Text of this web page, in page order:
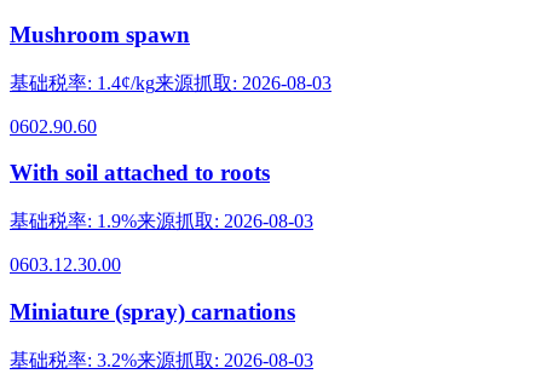
Mushroom spawn
基础税率: 1.4¢/kg来源抓取: 2026-08-03
0602.90.60
With soil attached to roots
基础税率: 1.9%来源抓取: 2026-08-03
0603.12.30.00
Miniature (spray) carnations
基础税率: 3.2%来源抓取: 2026-08-03